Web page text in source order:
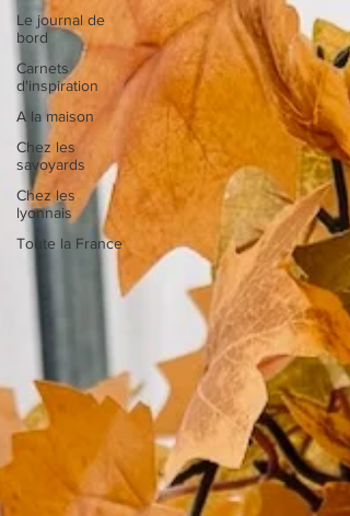
Le journal de
bord
Carnets
d'inspiration
A la maison
Chez les
savoyards
Chez les
lyonnais
Toute la France